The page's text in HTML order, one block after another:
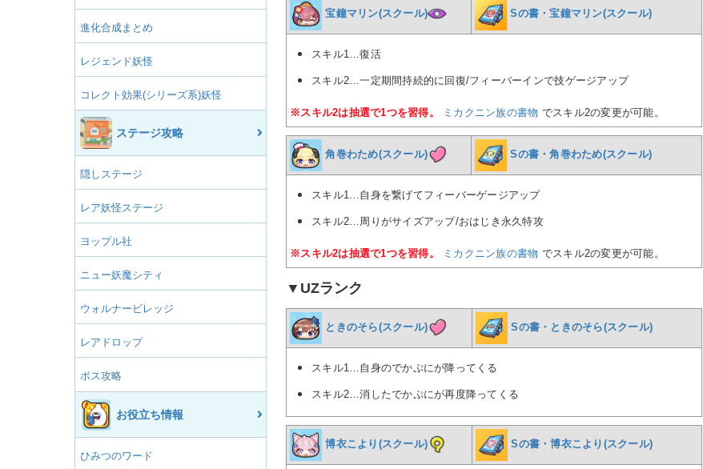
進化合成まとめ
レジェンド妖怪
コレクト効果(シリーズ系)妖怪
ステージ攻略
隠しステージ
レア妖怪ステージ
ヨップル社
ニュー妖魔シティ
ウォルナービレッジ
レアドロップ
ボス攻略
お役立ち情報
ひみつのワード
宝鐘マリン(スクール) Sの書・宝鐘マリン(スクール)
スキル1…復活
スキル2…一定期間持続的に回復/フィーバーインで技ゲージアップ
※スキル2は抽選で1つを習得。 ミカクニン族の書物 でスキル2の変更が可能。
角巻わため(スクール) Sの書・角巻わため(スクール)
スキル1…自身を繋げてフィーバーゲージアップ
スキル2…周りがサイズアップ/おはじき永久特攻
※スキル2は抽選で1つを習得。 ミカクニン族の書物 でスキル2の変更が可能。
▼UZランク
ときのそら(スクール) Sの書・ときのそら(スクール)
スキル1…自身のでかぷにが降ってくる
スキル2…消したでかぷにが再度降ってくる
博衣こより(スクール) Sの書・博衣こより(スクール)